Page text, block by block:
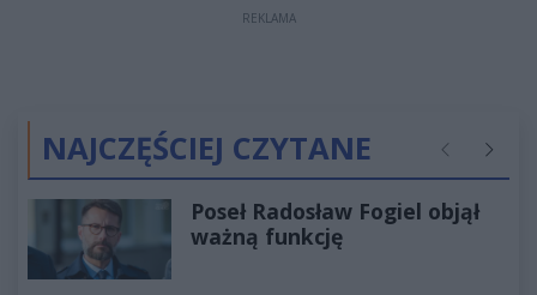
REKLAMA
NAJCZĘŚCIEJ CZYTANE Poprzednie
Poseł Radosław Fogiel objął
ważną funkcję